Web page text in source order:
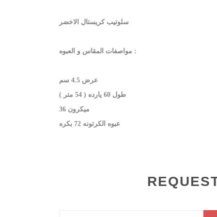
سلوتيب كريستال الاخضر
مواصفات المقاس و العبوه :
عرض 4.5 سم
طول 60 يارده ( 54 متر )
36 ميكرون
عبوه الكرتونه 72 بكره